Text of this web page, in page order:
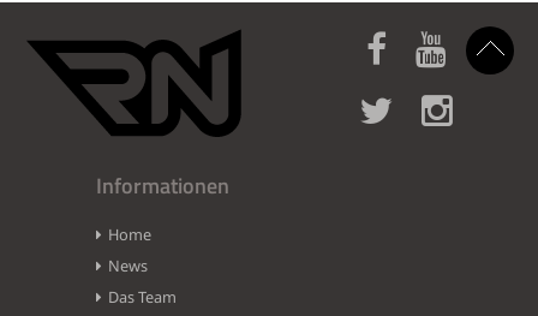
Informationen
Home
News
Das Team